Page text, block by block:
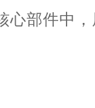
心部件中